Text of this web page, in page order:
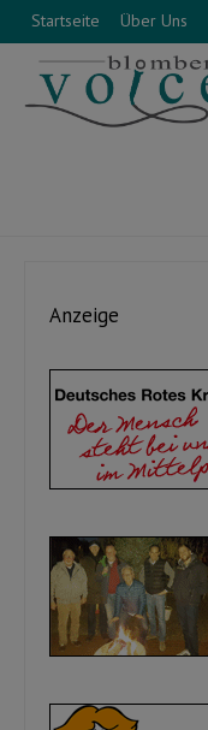
Startseite Über Uns
Anzeige